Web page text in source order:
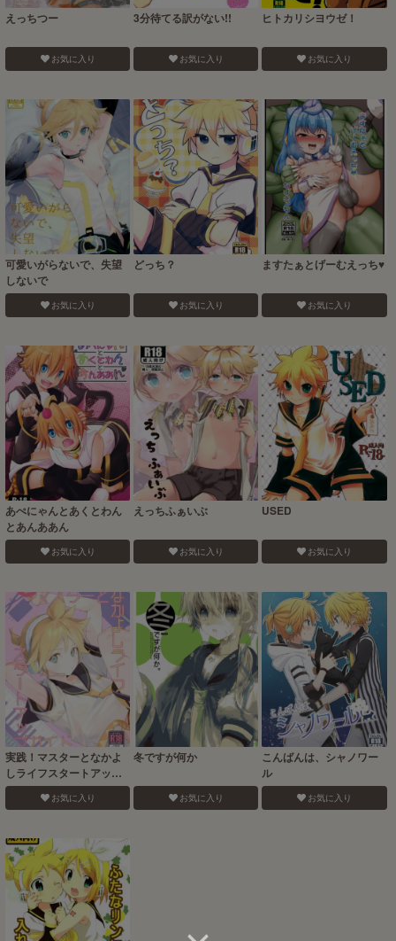
えっちつー
お気に入り
3分待てる訳がない!!
お気に入り
ヒトカリシヨウゼ！
お気に入り
可愛いがらないで、失望
しないで
お気に入り
どっち？
お気に入り
ますたぁとげーむえっち♥
お気に入り
あぺにゃんとあくとわん
とあんああん
お気に入り
えっちふぁいぶ
お気に入り
USED
お気に入り
実践！マスターとなかよ
しライフスタートアップ
ガイド
お気に入り
冬ですが何か
お気に入り
こんばんは、シャノワー
ル
お気に入り